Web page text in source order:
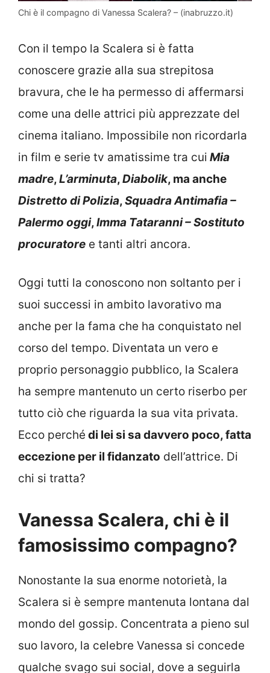
Chi è il compagno di Vanessa Scalera? – (inabruzzo.it)
Con il tempo la Scalera si è fatta
conoscere grazie alla sua strepitosa
bravura, che le ha permesso di affermarsi
come una delle attrici più apprezzate del
cinema italiano. Impossibile non ricordarla
in film e serie tv amatissime tra cui Mia
madre,L’arminuta,Diabolik, ma anche
Distretto di Polizia,Squadra Antimafia –
Palermo oggi,Imma Tataranni – Sostituto
procuratore e tanti altri ancora.
Oggi tutti la conoscono non soltanto per i
suoi successi in ambito lavorativo ma
anche per la fama che ha conquistato nel
corso del tempo. Diventata un vero e
proprio personaggio pubblico, la Scalera
ha sempre mantenuto un certo riserbo per
tutto ciò che riguarda la sua vita privata.
Ecco perché di lei si sa davvero poco, fatta
eccezione per il fidanzato dell’attrice. Di
chi si tratta?
Vanessa Scalera, chi è il
famosissimo compagno?
Nonostante la sua enorme notorietà, la
Scalera si è sempre mantenuta lontana dal
mondo del gossip. Concentrata a pieno sul
suo lavoro, la celebre Vanessa si concede
qualche svago sui social, dove a seguirla